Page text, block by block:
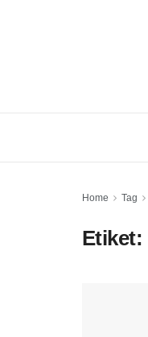
Home Tag
Etiket: